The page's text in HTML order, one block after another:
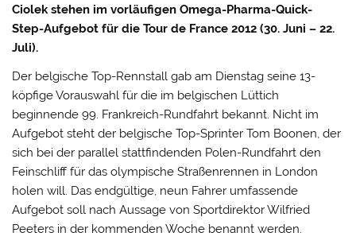
Ciolek stehen im vorläufigen Omega-Pharma-Quick-
Step-Aufgebot für die Tour de France 2012 (30. Juni – 22.
Juli).
Der belgische Top-Rennstall gab am Dienstag seine 13-
köpfige Vorauswahl für die im belgischen Lüttich
beginnende 99. Frankreich-Rundfahrt bekannt. Nicht im
Aufgebot steht der belgische Top-Sprinter Tom Boonen, der
sich bei der parallel stattfindenden Polen-Rundfahrt den
Feinschliff für das olympische Straßenrennen in London
holen will. Das endgültige, neun Fahrer umfassende
Aufgebot soll nach Aussage von Sportdirektor Wilfried
Peeters in der kommenden Woche benannt werden.